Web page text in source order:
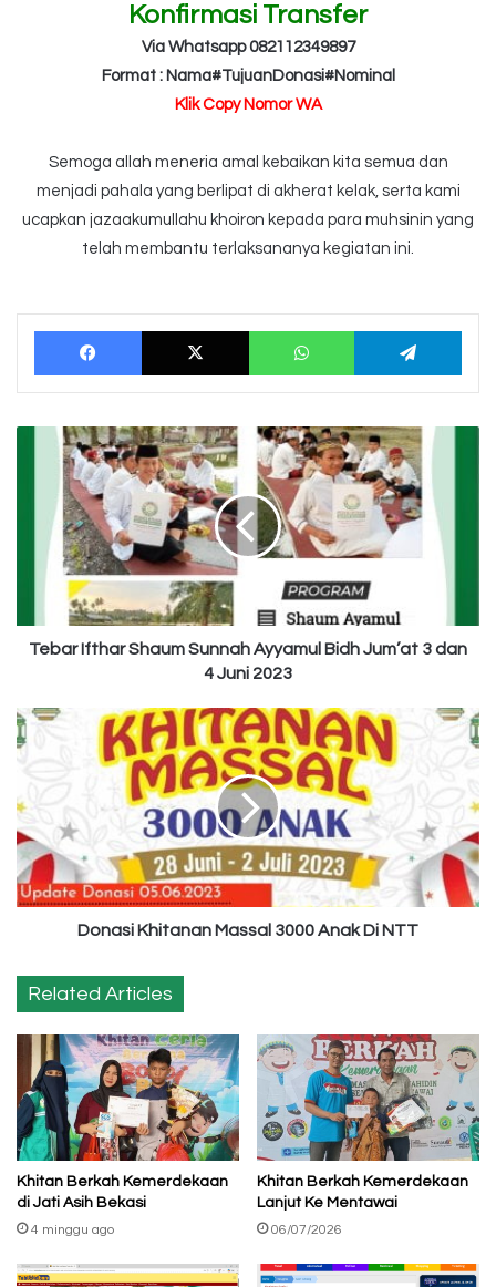
Konfirmasi Transfer
Via Whatsapp 082112349897
Format : Nama#TujuanDonasi#Nominal
Klik Copy Nomor WA
Semoga allah meneria amal kebaikan kita semua dan
menjadi pahala yang berlipat di akherat kelak, serta kami
ucapkan jazaakumullahu khoiron kepada para muhsinin yang
telah membantu terlaksananya kegiatan ini.
Facebook X WhatsApp
Sunnah
Ayyamul
dan
Tebar Ifthar Shaum Sunnah Ayyamul Bidh Jum’at 3 dan
4 Juni 2023
Donasi
Khitanan
Massal
Anak
Di
NTT
Donasi Khitanan Massal 3000 Anak Di NTT
Related Articles
Khitan Berkah Kemerdekaan
di Jati Asih Bekasi
4 minggu ago
Khitan Berkah Kemerdekaan
Lanjut Ke Mentawai
06/07/2026